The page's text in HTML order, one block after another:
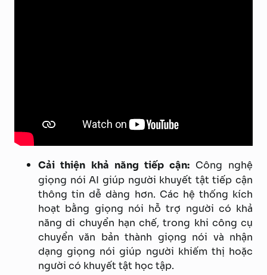
Cải thiện khả năng tiếp cận: Công nghệ
giọng nói AI giúp người khuyết tật tiếp cận
thông tin dễ dàng hơn. Các hệ thống kích
hoạt bằng giọng nói hỗ trợ người có khả
năng di chuyển hạn chế, trong khi công cụ
chuyển văn bản thành giọng nói và nhận
dạng giọng nói giúp người khiếm thị hoặc
người có khuyết tật học tập.